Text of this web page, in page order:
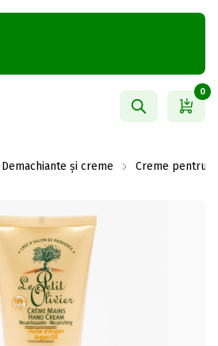
0
Demachiante și creme Creme pentru